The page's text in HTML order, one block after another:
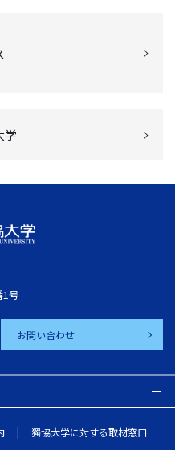
学
号
お問い合わせ
獨協大学に対する取材窓口